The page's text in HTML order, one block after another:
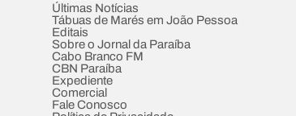
Últimas Notícias
Tábuas de Marés em João Pessoa
Editais
Sobre o Jornal da Paraíba
Cabo Branco FM
CBN Paraíba
Expediente
Comercial
Fale Conosco